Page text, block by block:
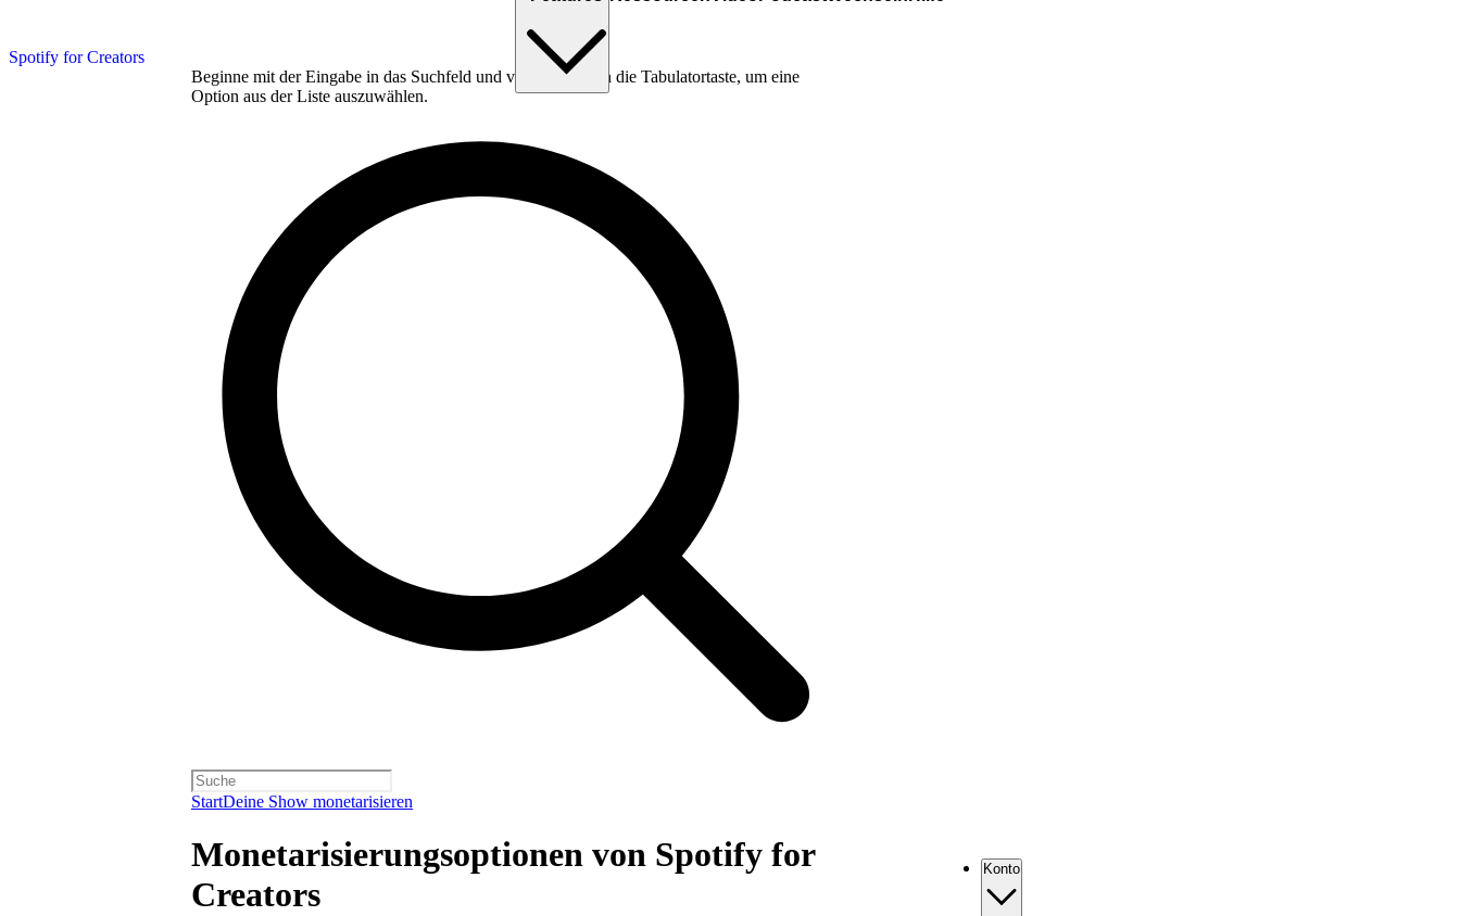
Spotify for Creators
Beginne mit der Eingabe in das Suchfeld und verwende dann die Tabulatortaste, um eine
Option aus der Liste auszuwählen.
StartDeine Show monetarisieren
Monetarisierungsoptionen von Spotify for
Creators
Konto